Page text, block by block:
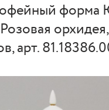
форма
арт.